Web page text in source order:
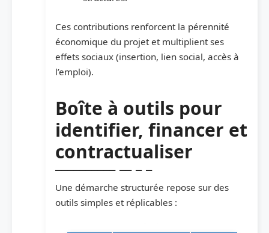
Ces contributions renforcent la pérennité
économique du projet et multiplient ses
effets sociaux (insertion, lien social, accès à
l’emploi).
Boîte à outils pour
identifier, financer et
contractualiser
Une démarche structurée repose sur des
outils simples et réplicables :